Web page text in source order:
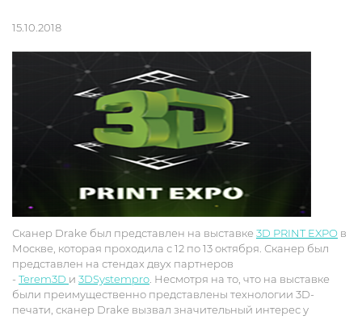
15.10.2018
Сканер Drake был представлен на выставке 3D PRINT EXPO в
Москве, которая проходила с 12 по 13 октября. Сканер был
представлен на стендах двух партнеров
- Terem3D и 3DSystempro . Несмотря на то, что на выставке
были преимущественно представлены технологии 3D-
печати, сканер Drake вызвал значительный интерес у